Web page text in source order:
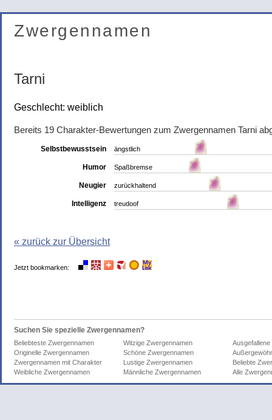
Zwergennamen
Tarni
Geschlecht: weiblich
Bereits 19 Charakter-Bewertungen zum Zwergennamen Tarni
Selbstbewusstsein ängstlich
Humor Spaßbremse
Neugier zurückhaltend
Intelligenz treudoof
« zurück zur Übersicht
Jetzt bookmarken:
Suchen Sie spezielle Zwergennamen?
Beliebteste Zwergennamen Witzige Zwergennamen
Originelle Zwergennamen
Schöne Zwergennamen
Zwergennamen mit Charakter
Lustige Zwergennamen
Beliebte
Weibliche Zwergennamen
Männliche Zwergennamen Alle